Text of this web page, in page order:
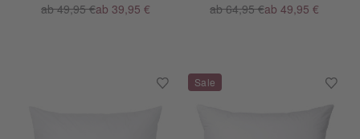
ab 49,95 €ab 39,95 €
ab 64,95 €ab 49,95 €